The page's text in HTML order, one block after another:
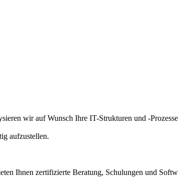
wir auf Wunsch Ihre IT-Strukturen und -
aufzustellen.
Ihnen zertifizierte Beratung, Schulungen und